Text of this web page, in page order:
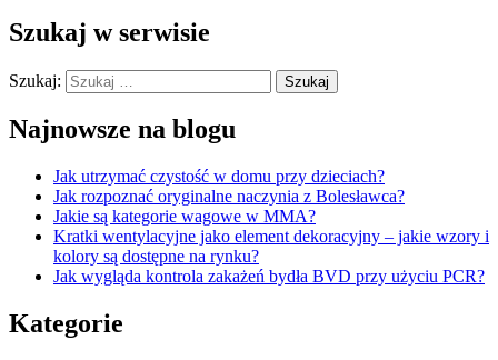
Szukaj w serwisie
Szukaj:
Najnowsze na blogu
Jak utrzymać czystość w domu przy dzieciach?
Jak rozpoznać oryginalne naczynia z Bolesławca?
Jakie są kategorie wagowe w MMA?
Kratki wentylacyjne jako element dekoracyjny – jakie wzory i
kolory są dostępne na rynku?
Jak wygląda kontrola zakażeń bydła BVD przy użyciu PCR?
Kategorie